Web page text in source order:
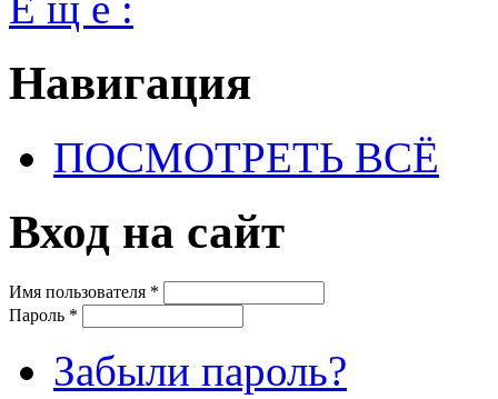
Навигация
ПОСМОТРЕТЬ ВСЁ
Вход на сайт
Имя пользователя *
Пароль *
Забыли пароль?